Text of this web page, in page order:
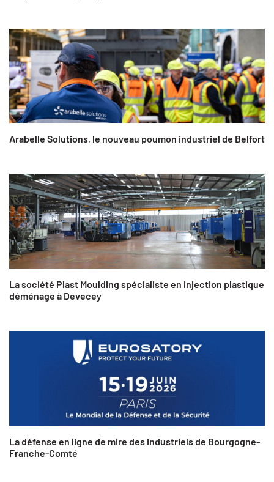
Arabelle Solutions, le nouveau poumon industriel de Belfort
La société Plast Moulding spécialiste en injection plastique
déménage à Devecey
La défense en ligne de mire des industriels de Bourgogne-
Franche-Comté